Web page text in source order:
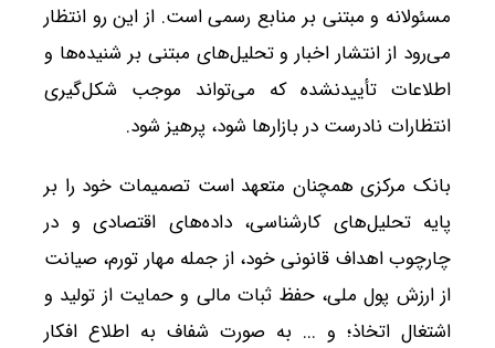
مسئولانه و مبتنی بر منابع رسمی است. از این رو انتظار
می‌رود از انتشار اخبار و تحلیل‌های مبتنی بر شنیده‌ها و
اطلاعات تأییدنشده که می‌تواند موجب شکل‌گیری
انتظارات نادرست در بازارها شود، پرهیز شود.
بانک مرکزی همچنان متعهد است تصمیمات خود را بر
پایه تحلیل‌های کارشناسی، داده‌های اقتصادی و در
چارچوب اهداف قانونی خود، از جمله مهار تورم، صیانت
از ارزش پول ملی، حفظ ثبات مالی و حمایت از تولید و
اشتغال اتخاذ؛ و ... به صورت شفاف به اطلاع افکار